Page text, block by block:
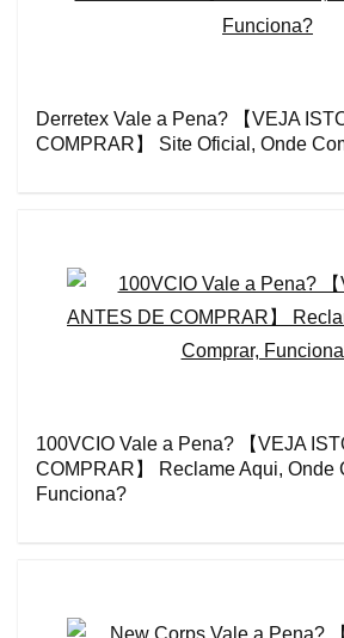
Derretex Vale a Pena? 【VEJA
COMPRAR】 Site Oficial, Onde
100VCIO Vale a Pena? 【VEJA
COMPRAR】 Reclame Aqui, Onde
Funciona?